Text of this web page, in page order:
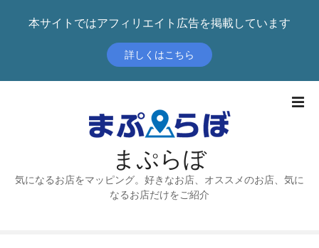
本サイトではアフィリエイト広告を掲載しています
詳しくはこちら
まぷらぼ
気になるお店をマッピング。好きなお店、オススメのお店、気に
なるお店だけをご紹介